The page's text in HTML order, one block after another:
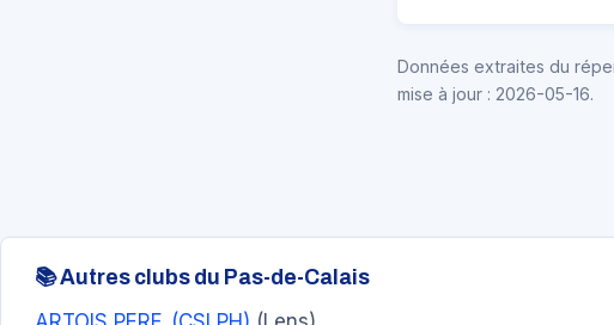
Données extraites du
mise à jour : 2026-05-16.
📚 Autres clubs du Pas-de-Calais